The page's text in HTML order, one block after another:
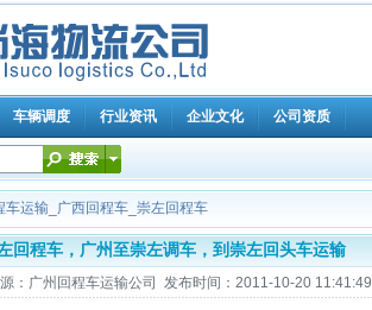
车辆调度 行业资讯 企业文化 公司资质
车运输 广西回程车 崇左回程车
回程车，广州至崇左调车，到崇左回头车运输
：广州回程车运输公司 发布时间：2011-10-20 11:41:49